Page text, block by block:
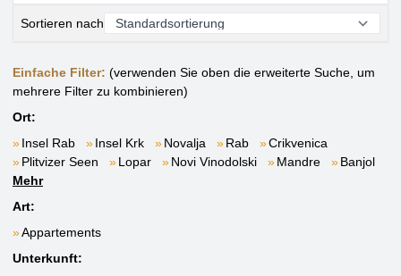
Sortieren nach
Einfache Filter: (verwenden Sie oben die erweiterte Suche, um
mehrere Filter zu kombinieren)
Ort:
Insel Rab
Insel Krk Novalja Rab
Crikvenica
Plitvizer Seen
Lopar Novi Vinodolski Mandre
Banjol
Mehr
Art:
Appartements
Unterkunft: